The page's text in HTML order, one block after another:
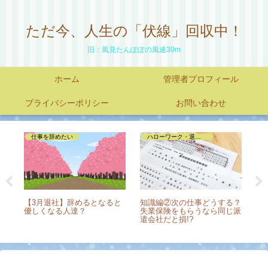
ただ今、人生の「伏線」回収中！
旧：風見たんぽぽの風速30m
ホーム 管理者プロフィール
プライバシーポリシー お問い合わせ
再就職への道
私、派遣には向いていませ
ん。50代再就職は派遣以外で
50代でも面接に呼んでもらえ
た理由は【結果は不採用】